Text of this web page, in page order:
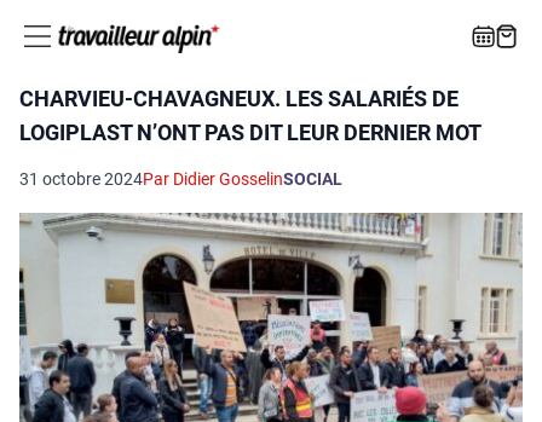
CHARVIEU-CHAVAGNEUX. LES SALARIÉS DE
LOGIPLAST N’ONT PAS DIT LEUR DERNIER MOT
31 octobre 2024Par Didier GosselinSOCIAL